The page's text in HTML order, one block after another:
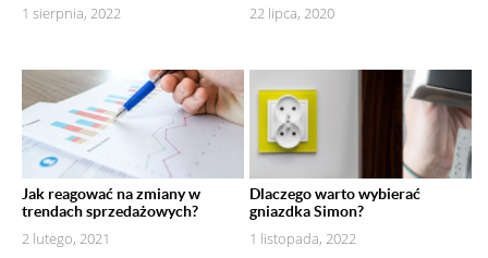
1 sierpnia, 2022 22 lipca, 2020
Jak reagować na zmiany w
trendach sprzedażowych?
2 lutego, 2021
Dlaczego warto wybierać
gniazdka Simon?
1 listopada, 2022